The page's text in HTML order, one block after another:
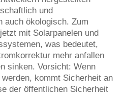
und
auch ökologisch. Zum
mit Solarpanelen und
was bedeutet,
mehr anfallen
sinken. Vorsicht: Wenn
kommt Sicherheit an
der öffentlichen Sicherheit